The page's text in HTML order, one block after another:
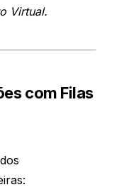
Virtual.
com Filas